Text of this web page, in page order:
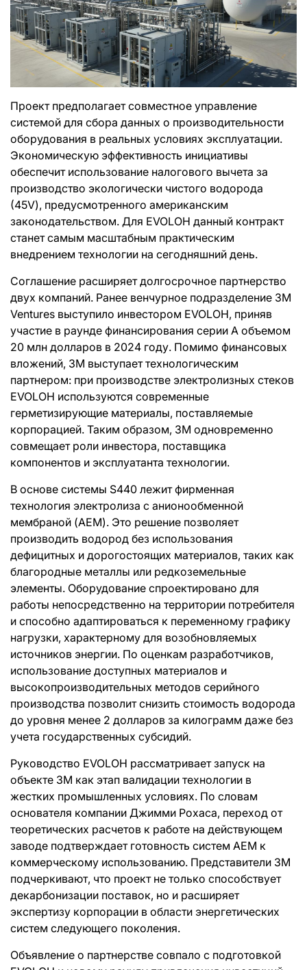
Проект предполагает совместное управление
системой для сбора данных о производительности
оборудования в реальных условиях эксплуатации.
Экономическую эффективность инициативы
обеспечит использование налогового вычета за
производство экологически чистого водорода
(45V), предусмотренного американским
законодательством. Для EVOLOH данный контракт
станет самым масштабным практическим
внедрением технологии на сегодняшний день.
Соглашение расширяет долгосрочное партнерство
двух компаний. Ранее венчурное подразделение 3M
Ventures выступило инвестором EVOLOH, приняв
участие в раунде финансирования серии A объемом
20 млн долларов в 2024 году. Помимо финансовых
вложений, 3M выступает технологическим
партнером: при производстве электролизных стеков
EVOLOH используются современные
герметизирующие материалы, поставляемые
корпорацией. Таким образом, 3M одновременно
совмещает роли инвестора, поставщика
компонентов и эксплуатанта технологии.
В основе системы S440 лежит фирменная
технология электролиза с анионообменной
мембраной (AEM). Это решение позволяет
производить водород без использования
дефицитных и дорогостоящих материалов, таких как
благородные металлы или редкоземельные
элементы. Оборудование спроектировано для
работы непосредственно на территории потребителя
и способно адаптироваться к переменному графику
нагрузки, характерному для возобновляемых
источников энергии. По оценкам разработчиков,
использование доступных материалов и
высокопроизводительных методов серийного
производства позволит снизить стоимость водорода
до уровня менее 2 долларов за килограмм даже без
учета государственных субсидий.
Руководство EVOLOH рассматривает запуск на
объекте 3M как этап валидации технологии в
жестких промышленных условиях. По словам
основателя компании Джимми Рохаса, переход от
теоретических расчетов к работе на действующем
заводе подтверждает готовность систем AEM к
коммерческому использованию. Представители 3M
подчеркивают, что проект не только способствует
декарбонизации поставок, но и расширяет
экспертизу корпорации в области энергетических
систем следующего поколения.
Объявление о партнерстве совпало с подготовкой